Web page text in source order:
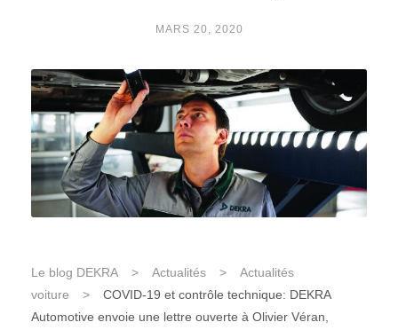
MARS 20, 2020
Le blog DEKRA > Actualités >
Actualités
voiture
>
COVID-19 et contrôle technique: DEKRA
Automotive envoie une lettre ouverte à Olivier Véran,